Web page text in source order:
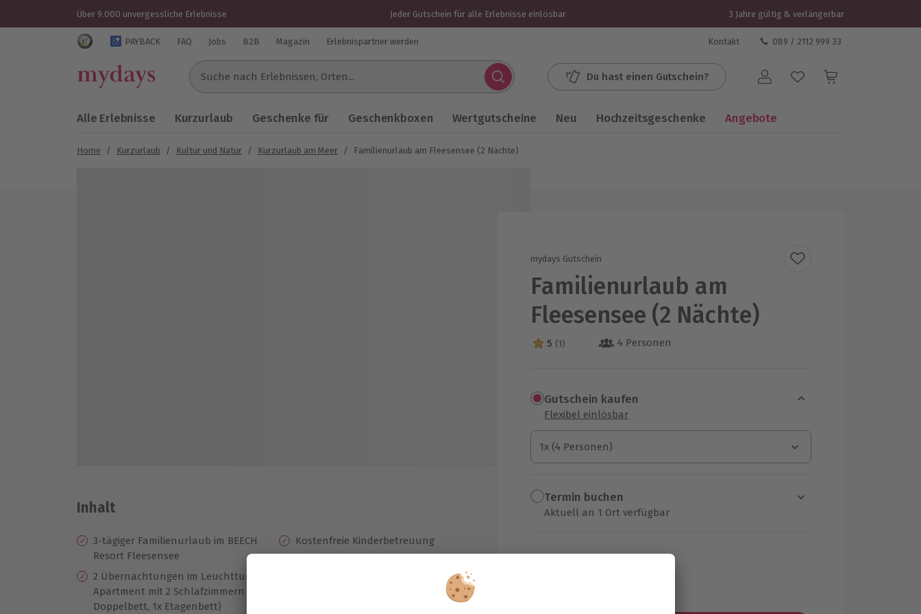
Über 9.000 unvergessliche Erlebnisse Jeder Gutschein für alle Erlebnisse einlösbar 3 Jahre gültig & verlängerbar
Trustedshops Bewertungen für mydays.de
PAYBACK FAQ Jobs B2B Magazin Erlebnispartner werden Kontakt 089 / 2112 999 33
Suche nach Erlebnissen...
Du hast einen Gutschein? Benutzerkonto
Alle Erlebnisse Kurzurlaub Geschenke für Geschenkboxen Wertgutscheine Neu Hochzeitsgeschenke Angebote
Home / Kurzurlaub / Kultur und Natur / Kurzurlaub am Meer / Familienurlaub am Fleesensee (2 Nächte)
mydays Gutschein
Familienurlaub am
Fleesensee (2 Nächte)
5 Sterne von 5 aus 1 Bewertungen
5 (1) 4 Personen
Gutschein kaufen
Flexibel einlösbar
1x (4 Personen)
1x (4 Personen)
1x (4 Personen)
Termin buchen
Aktuell an 1 Ort verfügbar
Inhalt
3-tägiger Familienurlaub im BEECH
Resort Fleesensee
2 Übernachtungen im Leuchtturm
Apartment mit 2 Schlafzimmern (1x
Doppelbett, 1x Etagenbett)
Kostenfreie Kinderbetreuung
Golfplätze des Golfclubs Fleesensee
Erstausstattung Wäsche, Haushalts-